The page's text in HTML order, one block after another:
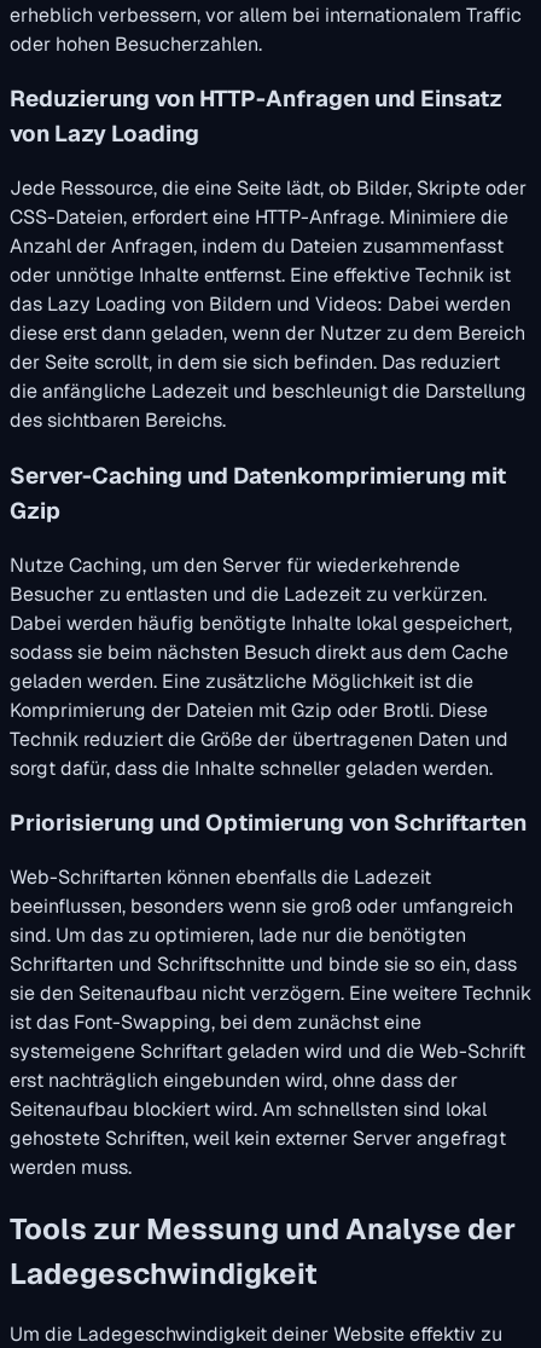
erheblich verbessern, vor allem bei internationalem Traffic
oder hohen Besucherzahlen.
Reduzierung von HTTP-Anfragen und Einsatz
von Lazy Loading
Jede Ressource, die eine Seite lädt, ob Bilder, Skripte oder
CSS-Dateien, erfordert eine HTTP-Anfrage. Minimiere die
Anzahl der Anfragen, indem du Dateien zusammenfasst
oder unnötige Inhalte entfernst. Eine effektive Technik ist
das Lazy Loading von Bildern und Videos: Dabei werden
diese erst dann geladen, wenn der Nutzer zu dem Bereich
der Seite scrollt, in dem sie sich befinden. Das reduziert
die anfängliche Ladezeit und beschleunigt die Darstellung
des sichtbaren Bereichs.
Server-Caching und Datenkomprimierung mit
Gzip
Nutze Caching, um den Server für wiederkehrende
Besucher zu entlasten und die Ladezeit zu verkürzen.
Dabei werden häufig benötigte Inhalte lokal gespeichert,
sodass sie beim nächsten Besuch direkt aus dem Cache
geladen werden. Eine zusätzliche Möglichkeit ist die
Komprimierung der Dateien mit Gzip oder Brotli. Diese
Technik reduziert die Größe der übertragenen Daten und
sorgt dafür, dass die Inhalte schneller geladen werden.
Priorisierung und Optimierung von Schriftarten
Web-Schriftarten können ebenfalls die Ladezeit
beeinflussen, besonders wenn sie groß oder umfangreich
sind. Um das zu optimieren, lade nur die benötigten
Schriftarten und Schriftschnitte und binde sie so ein, dass
sie den Seitenaufbau nicht verzögern. Eine weitere Technik
ist das Font-Swapping, bei dem zunächst eine
systemeigene Schriftart geladen wird und die Web-Schrift
erst nachträglich eingebunden wird, ohne dass der
Seitenaufbau blockiert wird. Am schnellsten sind lokal
gehostete Schriften, weil kein externer Server angefragt
werden muss.
Tools zur Messung und Analyse der
Ladegeschwindigkeit
Um die Ladegeschwindigkeit deiner Website effektiv zu